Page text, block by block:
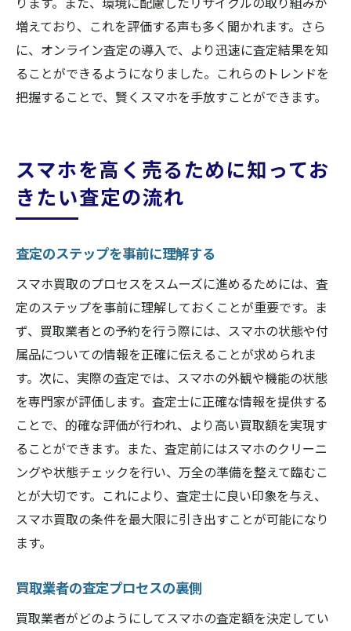
増えており、これを評価する声も多く聞かれます。さら
に、オンライン査定の導入で、より迅速に査定結果を知
ることができるようになりました。これらのトレンドを
把握することで、賢くスマホを手放すことができます。
スマホを高く売るために知ってお
きたい査定の流れ
査定のステップを事前に理解する
スマホ買取のプロセスをスムーズに進めるためには、査
定のステップを事前に理解しておくことが重要です。ま
ず、買取業者との予約を行う際には、スマホの状態や付
属品についての情報を正確に伝えることが求められま
す。次に、実際の査定では、スマホの外観や機能の状態
を専門家が評価します。査定士に正確な情報を提供する
ことで、的確な評価が行われ、より高い買取額を実現す
ることができます。また、査定前にはスマホのクリーニ
ングや状態チェックを行い、万全の準備を整えて臨むこ
とが大切です。これにより、査定士に良い印象を与え、
スマホ買取の条件を最大限に引き出すことが可能になり
ます。
買取業者の査定プロセスの裏側
買取業者がどのようにしてスマホの査定額を決定してい